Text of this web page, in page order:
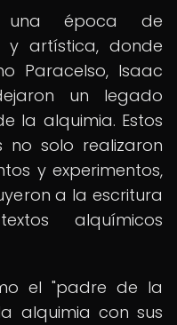
una época de
y artística, donde
Paracelso, Isaac
un legado
la alquimia. Estos
no solo realizaron
y experimentos,
a la escritura
alquímicos
el "padre de la
alquimia con sus